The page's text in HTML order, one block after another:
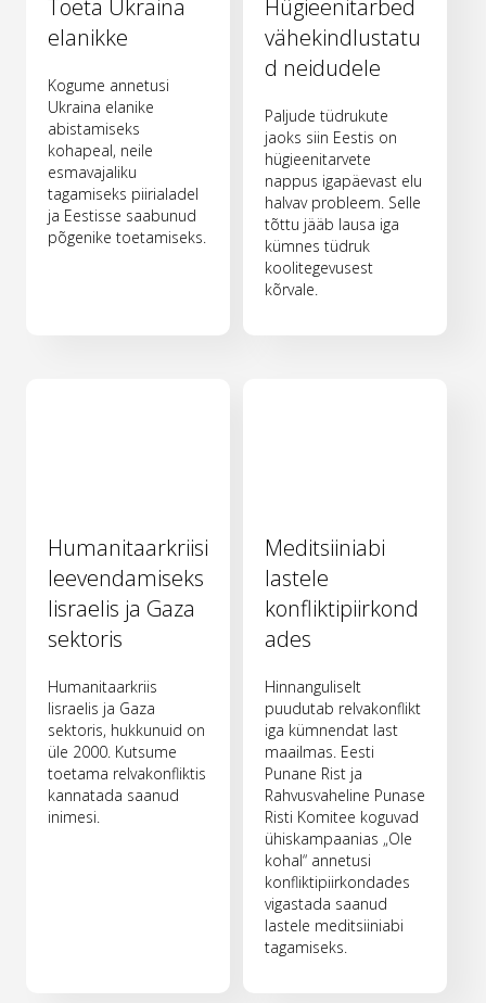
Toeta Ukraina
elanikke
Kogume annetusi
Ukraina elanike
abistamiseks
kohapeal, neile
esmavajaliku
tagamiseks piirialadel
ja Eestisse saabunud
põgenike toetamiseks.
Hügieenitarbed
vähekindlustatu
d neidudele
Paljude tüdrukute
jaoks siin Eestis on
hügieenitarvete
nappus igapäevast elu
halvav probleem. Selle
tõttu jääb lausa iga
kümnes tüdruk
koolitegevusest
kõrvale.
Humanitaarkriisi
leevendamiseks
Iisraelis ja Gaza
sektoris
Humanitaarkriis
Iisraelis ja Gaza
sektoris, hukkunuid on
üle 2000. Kutsume
toetama relvakonfliktis
kannatada saanud
inimesi.
Meditsiiniabi
lastele
konfliktipiirkond
ades
Hinnanguliselt
puudutab relvakonflikt
iga kümnendat last
maailmas. Eesti
Punane Rist ja
Rahvusvaheline Punase
Risti Komitee koguvad
ühiskampaanias „Ole
kohal“ annetusi
konfliktipiirkondades
vigastada saanud
lastele meditsiiniabi
tagamiseks.